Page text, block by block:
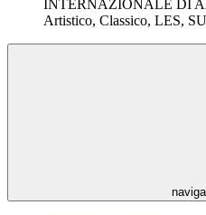
INTERNAZIONALE DI
Artistico, Classico, LES, SU